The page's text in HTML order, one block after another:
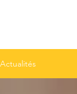
Actualités